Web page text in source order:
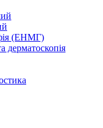
(ЕНМГ)
дерматоскопія